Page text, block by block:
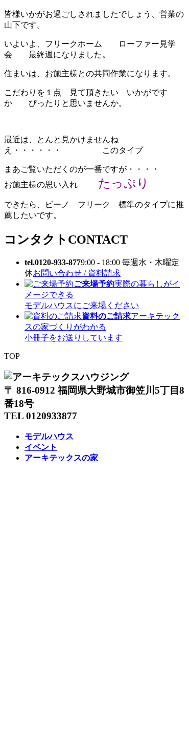
皆様いかがお過ごしされましたでしょう、営業の
山下です。
いよいよ、フリークホーム ローファー見学
会 最終週になりました。
住まいは、お施主様との共同作業になります。
こだわりを１点 見て頂きたい いかがです
か ぴったりと思いませんか。
最近は、とんと見かけませんね
え・・・・・・ このタイプ
まあご覧いただくのが一番ですが・・・・
お施主様の思い入れ
たっぷり
できたら、ビーノ フリーク 標準のタイプに推
薦したいです。
コンタクト CONTACT
tel.0120-933-8779:00 - 18:00 毎週水・木曜定
休お問い合わせ / 資料請求
ご来場予約実際の暮らしがイ
メージできる
モデルハウスにご来場ください
資料のご請求アーキテック
スの家づくりがわかる
小冊子をお送りしています
TOP
〒 816-0912 福岡県大野城市御笠川5丁目8
番18号
TEL 0120933877
モデルハウス
イベント
アーキテックスの家